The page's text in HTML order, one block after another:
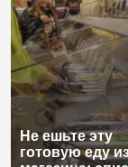
Не ешьте эту
готовую еду